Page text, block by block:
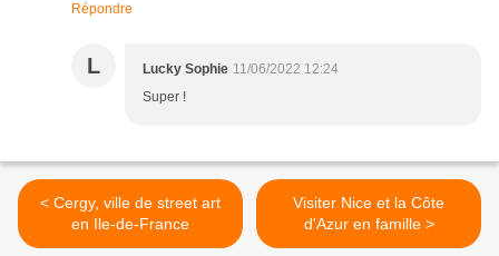
Répondre
L Lucky Sophie 11/06/2022 12:24
Super !
< Cergy, ville de street art
en Ile-de-France
Visiter Nice et la Côte
d'Azur en famille >